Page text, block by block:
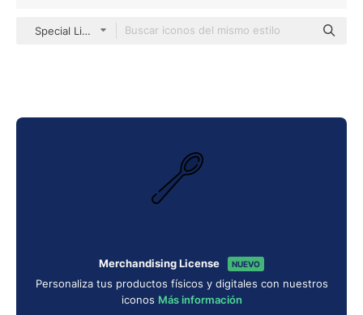
Special Lineal color
Merchandising License NUEVO
Personaliza tus productos físicos y digitales con nuestros
iconos Más información